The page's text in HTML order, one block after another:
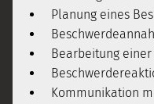
Planung eines
Bearbeitung
Kommunikation